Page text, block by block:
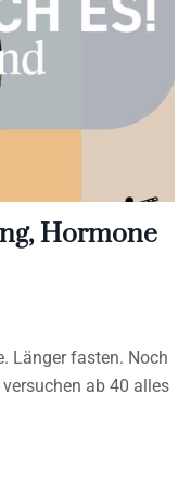
Hormone
Länger fasten. Noch
ab 40 alles